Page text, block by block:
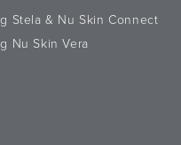
Stela & Nu Skin Connect
Nu Skin Vera